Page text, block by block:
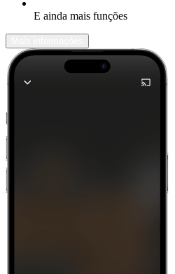
E ainda mais funções